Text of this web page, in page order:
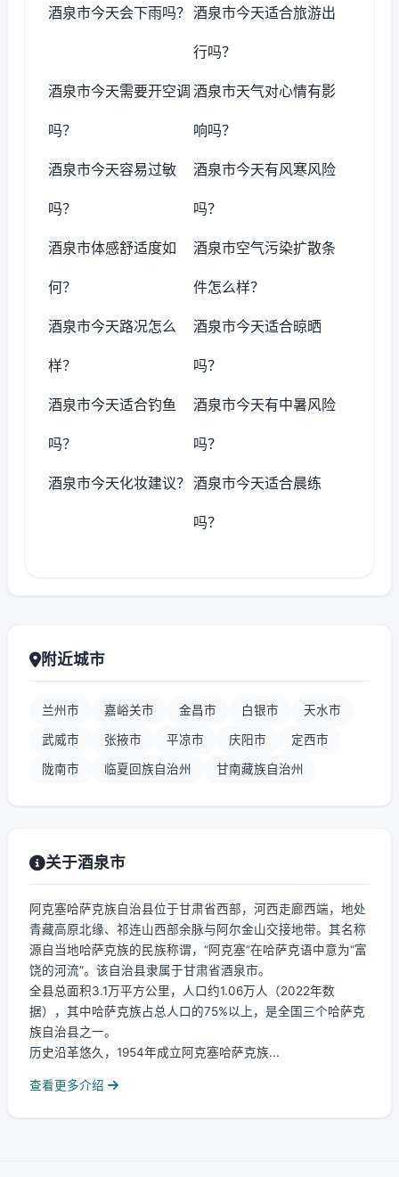
酒泉市今天会下雨吗？ 酒泉市今天适合旅游出
行吗？
酒泉市今天需要开空调
吗？
酒泉市天气对心情有影
响吗？
酒泉市今天容易过敏
吗？
酒泉市今天有风寒风险
吗？
酒泉市体感舒适度如
何？
酒泉市空气污染扩散条
件怎么样？
酒泉市今天路况怎么
样？
酒泉市今天适合晾晒
吗？
酒泉市今天适合钓鱼
吗？
酒泉市今天有中暑风险
吗？
酒泉市今天化妆建议？ 酒泉市今天适合晨练
吗？
附近城市
兰州市 嘉峪关市 金昌市 白银市 天水市
武威市 张掖市 平凉市 庆阳市 定西市
陇南市 临夏回族自治州 甘南藏族自治州
关于酒泉市
阿克塞哈萨克族自治县位于甘肃省西部，河西走廊西端，地处
青藏高原北缘、祁连山西部余脉与阿尔金山交接地带。其名称
源自当地哈萨克族的民族称谓，“阿克塞”在哈萨克语中意为“富
饶的河流”。该自治县隶属于甘肃省酒泉市。
全县总面积3.1万平方公里，人口约1.06万人（2022年数
据），其中哈萨克族占总人口的75%以上，是全国三个哈萨克
族自治县之一。
历史沿革悠久，1954年成立阿克塞哈萨克族...
查看更多介绍